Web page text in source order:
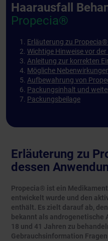
Erläuterung zu
dessen
Propecia® ist ein
entwickelt wurde und den
enthält. Es zielt darauf ab,
bekannt als androgenetische
18 und 41 Jahren zu
Gebrauchsinformation
Haarausfall
Propecia®
Erläuterung zu
Wichtige Hinweise vor
Anleitung zur korrekten
Mögliche
Aufbewahrung von
Packungsinhalt und
Packungsbeilage